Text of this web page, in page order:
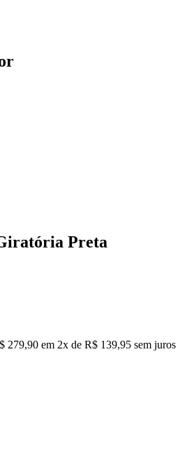
Preta
279,90 em 2x de R$ 139,95 sem juros